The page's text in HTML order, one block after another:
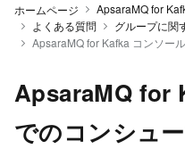
ホームページ ApsaraMQ for
よくある質問
グループに関
ApsaraMQ for Kafka コンソー
ApsaraMQ for
でのコンシュ